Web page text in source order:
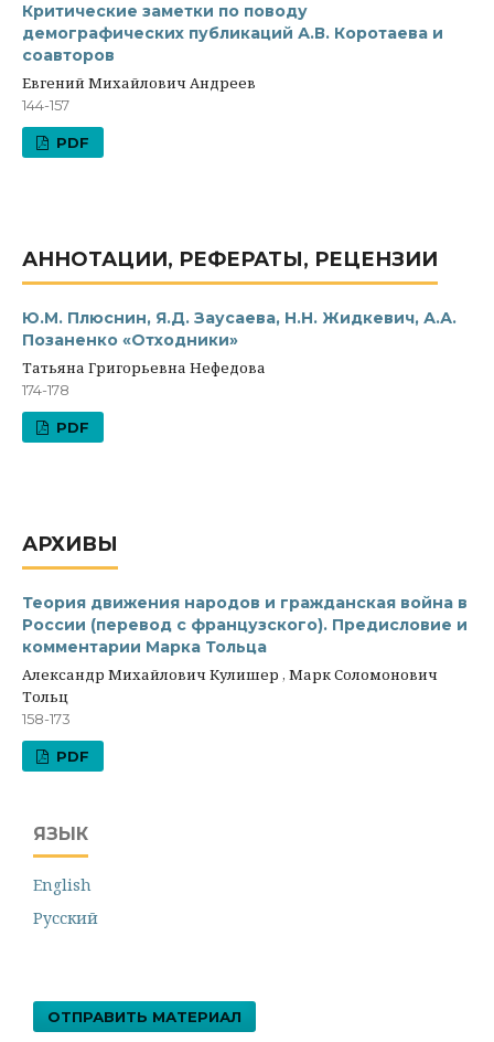
Критические заметки по поводу
демографических публикаций А.В. Коротаева и
соавторов
Евгений Михайлович Андреев
144-157
PDF
АННОТАЦИИ, РЕФЕРАТЫ, РЕЦЕНЗИИ
Ю.М. Плюснин, Я.Д. Заусаева, Н.Н. Жидкевич, А.А.
Позаненко «Отходники»
Татьяна Григорьевна Нефедова
174-178
PDF
АРХИВЫ
Теория движения народов и гражданская война в
России (перевод с французского). Предисловие и
комментарии Марка Тольца
Александр Михайлович Кулишер , Марк Соломонович
Тольц
158-173
PDF
ЯЗЫК
English
Русский
ОТПРАВИТЬ МАТЕРИАЛ